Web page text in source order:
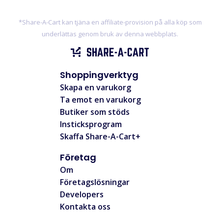
*Share-A-Cart kan tjäna en affiliate-provision på alla köp som
underlättas genom bruk av denna webbplats.
Shoppingverktyg
Skapa en varukorg
Ta emot en varukorg
Butiker som stöds
Insticksprogram
Skaffa Share-A-Cart+
Företag
Om
Företagslösningar
Developers
Kontakta oss